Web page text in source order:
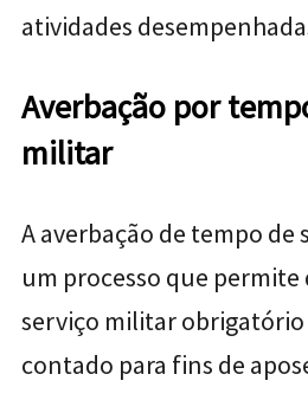
atividades
Averbação por
militar
A averbação de tempo de
um processo que
serviço militar
contado para fins de